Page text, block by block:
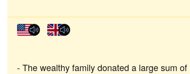
The wealthy family donated a large sum